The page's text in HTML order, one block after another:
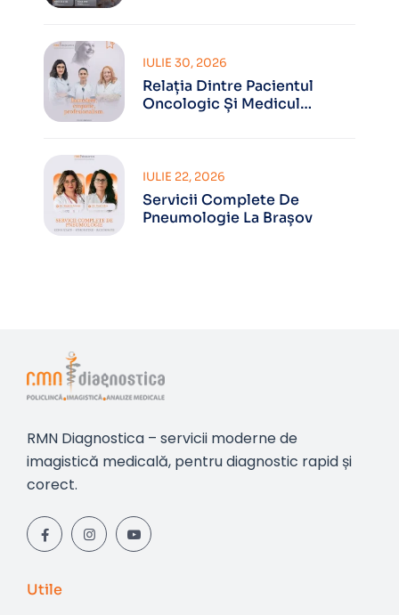
Relația Dintre Pacientul
Oncologic Și Medicul
IULIE 30, 2026
Servicii Complete De
Pneumologie La Brașov
IULIE 22, 2026
RMN Diagnostica – servicii moderne de
imagistică medicală, pentru diagnostic rapid și
corect.
Utile